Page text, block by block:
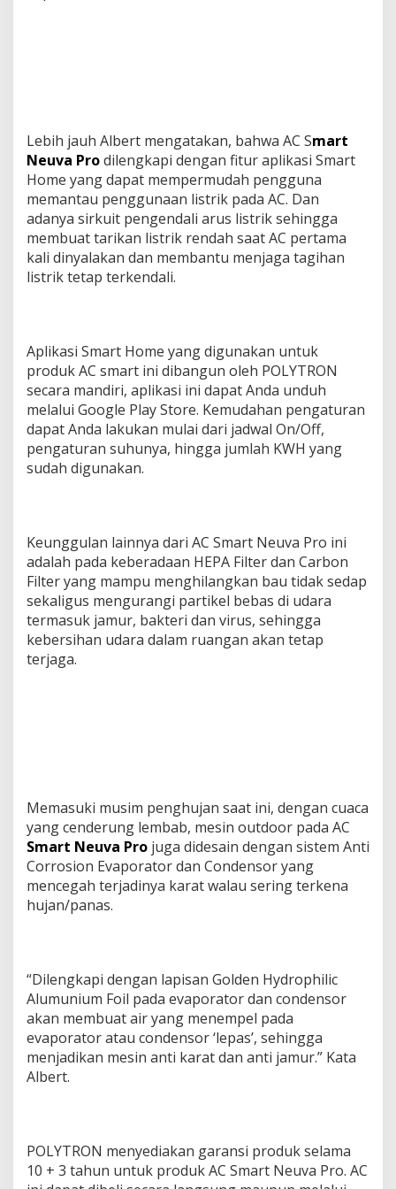
Lebih jauh Albert mengatakan, bahwa AC Smart
Neuva Prodilengkapi dengan fitur aplikasi Smart
Home yang dapat mempermudah pengguna
memantau penggunaan listrik pada AC. Dan
adanya sirkuit pengendali arus listrik sehingga
membuat tarikan listrik rendah saat AC pertama
kali dinyalakan dan membantu menjaga tagihan
listrik tetap terkendali.
Aplikasi Smart Home yang digunakan untuk
produk AC smart ini dibangun oleh POLYTRON
secara mandiri, aplikasi ini dapat Anda unduh
melalui Google Play Store. Kemudahan pengaturan
dapat Anda lakukan mulai dari jadwal On/Off,
pengaturan suhunya, hingga jumlah KWH yang
sudah digunakan.
Keunggulan lainnya dari AC Smart Neuva Pro ini
adalah pada keberadaan HEPA Filter dan Carbon
Filter yang mampu menghilangkan bau tidak sedap
sekaligus mengurangi partikel bebas di udara
termasuk jamur, bakteri dan virus, sehingga
kebersihan udara dalam ruangan akan tetap
terjaga.
Memasuki musim penghujan saat ini, dengan cuaca
yang cenderung lembab, mesin outdoor pada AC
Smart Neuva Pro juga didesain dengan sistem Anti
Corrosion Evaporator dan Condensor yang
mencegah terjadinya karat walau sering terkena
hujan/panas.
“Dilengkapi dengan lapisan Golden Hydrophilic
Alumunium Foil pada evaporator dan condensor
akan membuat air yang menempel pada
evaporator atau condensor ‘lepas’, sehingga
menjadikan mesin anti karat dan anti jamur.” Kata
Albert.
POLYTRON menyediakan garansi produk selama
10 + 3 tahun untuk produk AC Smart Neuva Pro. AC